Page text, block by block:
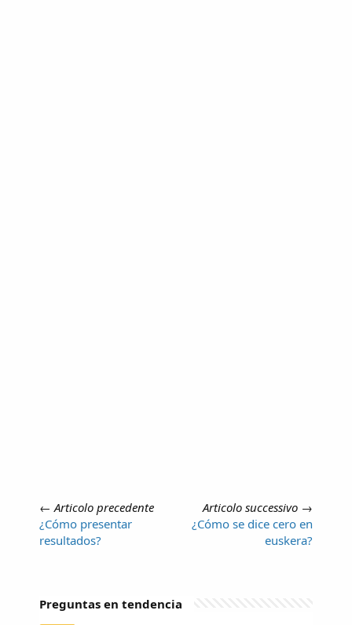
← Articolo precedente
¿Cómo presentar
resultados?
Articolo successivo →
¿Cómo se dice cero en
euskera?
Preguntas en tendencia